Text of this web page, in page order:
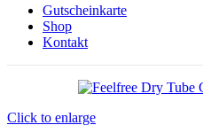
Gutscheinkarte
Shop
Kontakt
Click to enlarge